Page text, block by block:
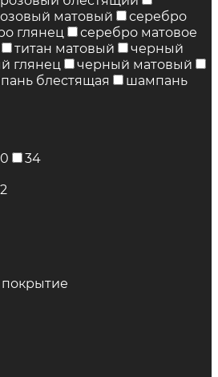
матовый
серебро
глянец
серебро матовое
титан матовый
черный
глянец
черный матовый
блестящая
шампань
34